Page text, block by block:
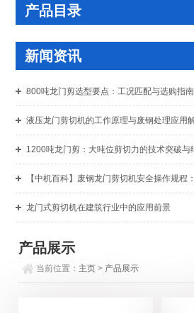
产品目录
新闻资讯
800吨龙门剪选型要点：工况匹配与选购指南
液压龙门剪切机的工作原理与废钢处理应用
1200吨龙门剪：大吨位剪切力的技术突破与
【中机百科】废钢龙门剪切机安全操作规程
龙门式剪切机在建筑行业中的应用前景
产品展示
当前位置： 主页 > 产品展示